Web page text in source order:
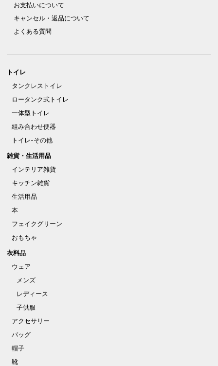
お支払いについて
キャンセル・返品について
よくある質問
トイレ
タンクレストイレ
ロータンク式トイレ
一体型トイレ
組み合わせ便器
トイレ-その他
雑貨・生活用品
インテリア雑貨
キッチン雑貨
生活用品
本
フェイクグリーン
おもちゃ
衣料品
ウェア
メンズ
レディース
子供服
アクセサリー
バッグ
帽子
靴